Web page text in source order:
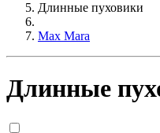
Длинные пуховики
Max Mara
Длинные